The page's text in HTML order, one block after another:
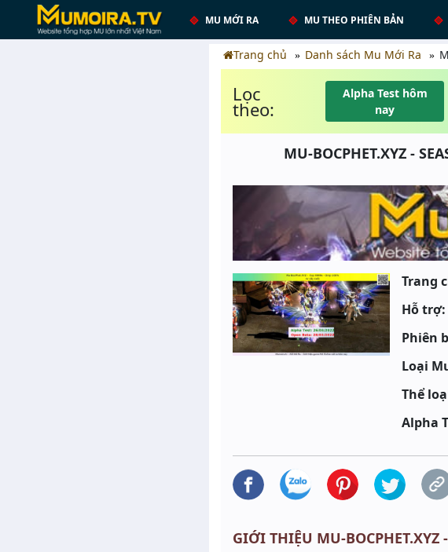
MU MỚI RA MU THEO PHIÊN BẢN
Trang chủ Danh sách Mu Mới Ra
Lọc
theo:
Alpha Test hôm
nay
MU-BOCPHET.XYZ -
Trang
Hỗ trợ:
Phiên
Loại
Thể
Alpha
GIỚI THIỆU MU-BOCPHET.XYZ